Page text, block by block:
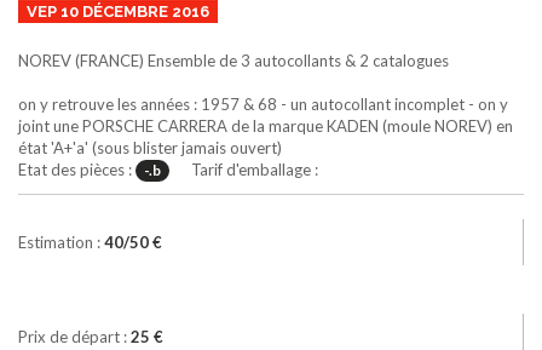
VEP 10 DÉCEMBRE 2016
NOREV (FRANCE) Ensemble de 3 autocollants & 2 catalogues
on y retrouve les années : 1957 & 68 - un autocollant incomplet - on y
joint une PORSCHE CARRERA de la marque KADEN (moule NOREV) en
état 'A+'a' (sous blister jamais ouvert)
Etat des pièces :
-.b Tarif d'emballage :
Estimation :40/50 €
Prix de départ :25 €